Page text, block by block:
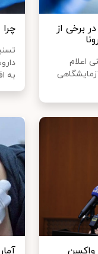
برخی از
اعلام
چرا
به
واکسن